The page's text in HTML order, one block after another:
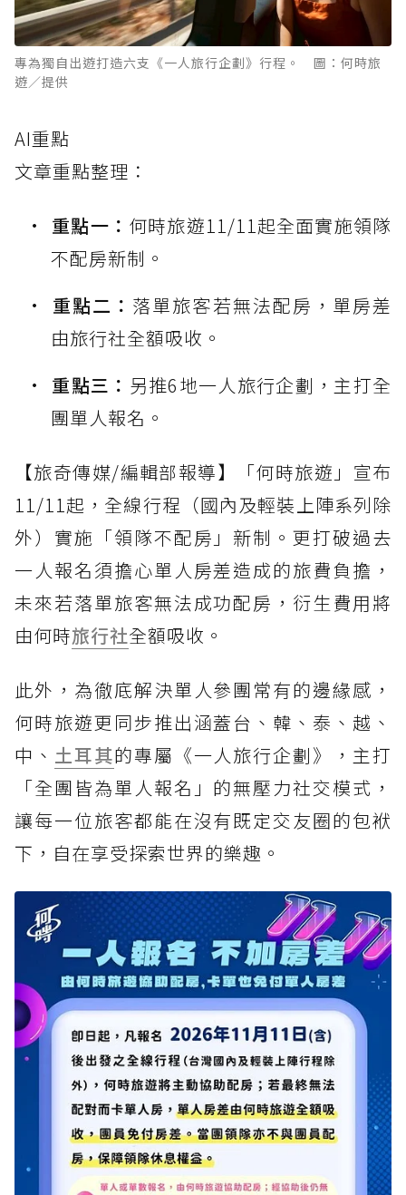
專為獨自出遊打造六支《一人旅行企劃》行程。 圖：何時旅
遊／提供
AI重點
文章重點整理：
重點一： 何時旅遊11/11起全面實施領隊
不配房新制。
重點二： 落單旅客若無法配房，單房差
由旅行社全額吸收。
重點三： 另推6地一人旅行企劃，主打全
團單人報名。
【旅奇傳媒/編輯部報導】「何時旅遊」宣布
11/11起，全線行程（國內及輕裝上陣系列除
外）實施「領隊不配房」新制。更打破過去
一人報名須擔心單人房差造成的旅費負擔，
未來若落單旅客無法成功配房，衍生費用將
由何時旅行社全額吸收。
此外，為徹底解決單人參團常有的邊緣感，
何時旅遊更同步推出涵蓋台、韓、泰、越、
中、 土耳其的專屬《一人旅行企劃》，主打
「全團皆為單人報名」的無壓力社交模式，
讓每一位旅客都能在沒有既定交友圈的包袱
下，自在享受探索世界的樂趣。